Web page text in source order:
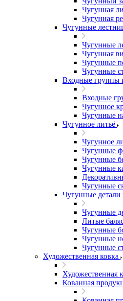
Чугунная
Чугунная
Чугунные
Чугунные
Чугунная
Чугунные
Чугунные
Входные группы
Входные
Чугунное
Чугунные
Чугунное литьё
Чугунное
Чугунные
Чугунные
Чугунные
Чугунные
Чугунные
Чугунные
Литые
Чугунные
Чугунные
Чугунные
Художественная ковка
Художественная
Кованная